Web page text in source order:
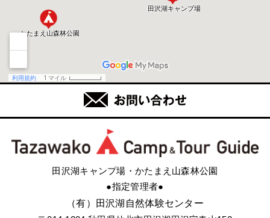
田沢湖キャンプ場・かたまえ山森林公園
●指定管理者●
（有）田沢湖自然体験センター